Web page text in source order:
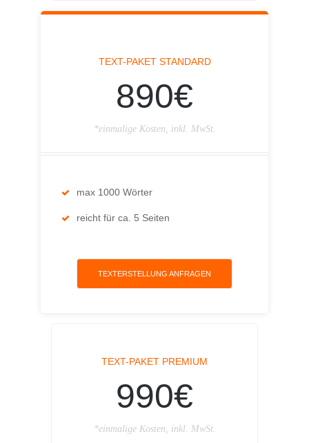
TEXT-PAKET STANDARD
890€
*einmalige Kosten, inkl. MwSt.
max 1000 Wörter
reicht für ca. 5 Seiten
TEXTERSTELLUNG ANFRAGEN
TEXT-PAKET PREMIUM
990€
*einmalige Kosten, inkl. MwSt.